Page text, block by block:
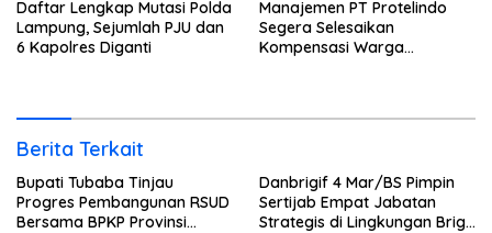
Daftar Lengkap Mutasi Polda
Lampung, Sejumlah PJU dan
6 Kapolres Diganti
Manajemen PT Protelindo
Segera Selesaikan
Kompensasi Warga
Berita Terkait
Bupati Tubaba Tinjau
Progres Pembangunan RSUD
Bersama BPKP Provinsi
Danbrigif 4 Mar/BS Pimpin
Sertijab Empat Jabatan
Strategis di Lingkungan Brigif